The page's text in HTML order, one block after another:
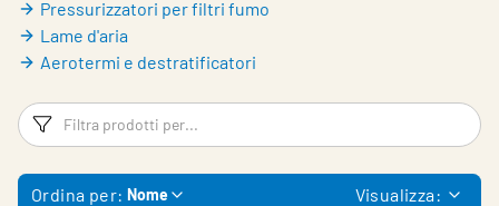
Pressurizzatori per filtri fumo
Lame d'aria
Aerotermi e destratificatori
Filtri
Ordina per: Nome Visualizza: